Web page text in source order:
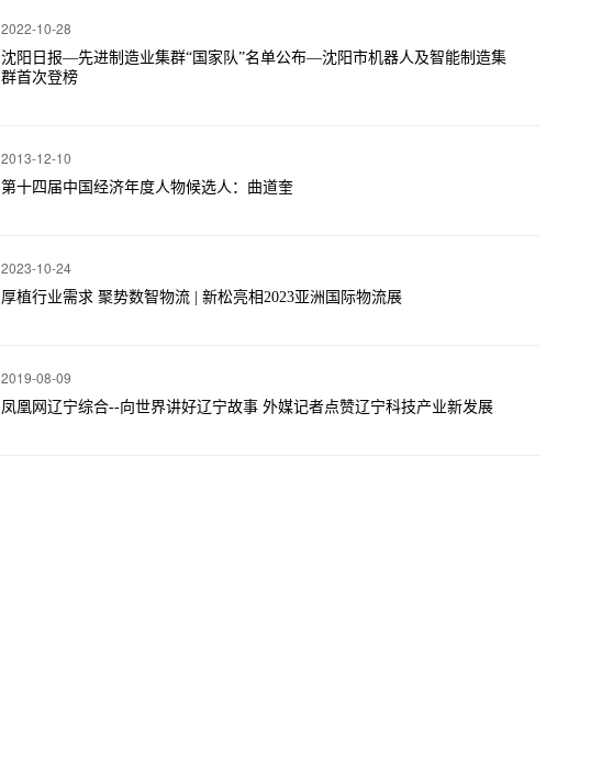
2022-10-28
沈阳日报—先进制造业集群“国家队”名单公布—沈阳市机器人及智能制造集
群首次登榜
2013-12-10
第十四届中国经济年度人物候选人：曲道奎
2023-10-24
厚植行业需求 聚势数智物流 | 新松亮相2023亚洲国际物流展
2019-08-09
凤凰网辽宁综合--向世界讲好辽宁故事 外媒记者点赞辽宁科技产业新发展